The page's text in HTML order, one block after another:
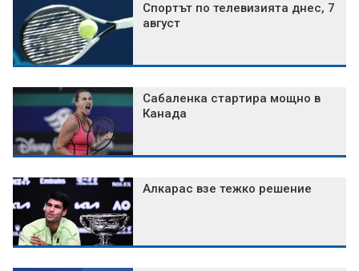
Спортът по телевизията днес, 7
август
Сабаленка стартира мощно в
Канада
Алкарас взе тежко решение